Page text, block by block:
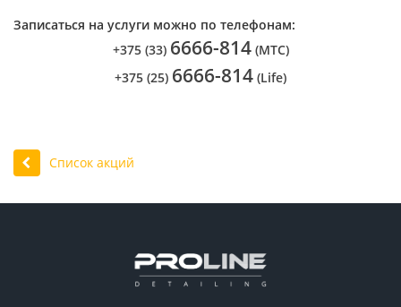
Записаться на услуги можно по телефонам:
+375 (33) 6666-814(МТС)
+375 (25) 6666-814 (Life)
Список акций